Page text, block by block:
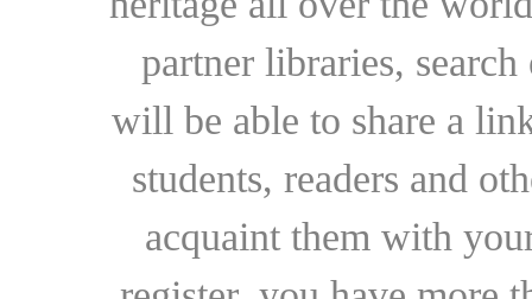
partner libraries,
will be able to share a
students, readers and
acquaint them with